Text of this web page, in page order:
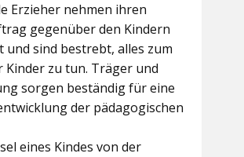
Erzieher nehmen ihren
gegenüber den Kindern
und sind bestrebt, alles zum
Kinder zu tun. Träger und
sorgen beständig für eine
der pädagogischen
eines Kindes von der